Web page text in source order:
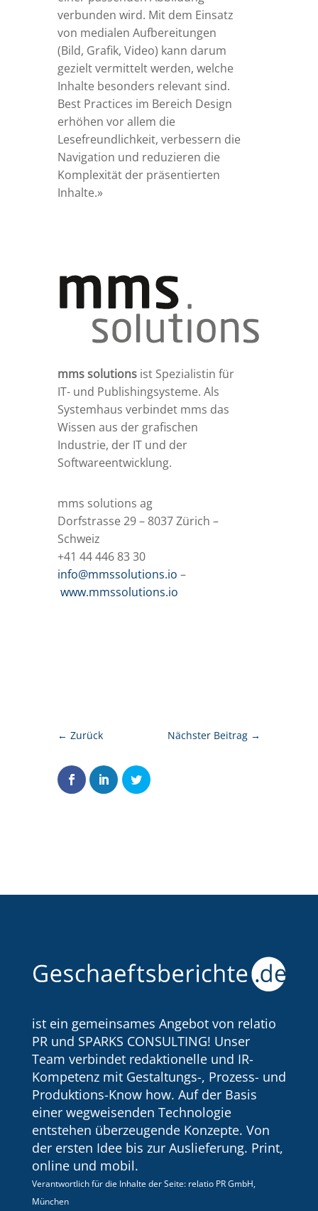
verbunden wird. Mit dem Einsatz
von medialen Aufbereitungen
(Bild, Grafik, Video) kann darum
gezielt vermittelt werden, welche
Inhalte besonders relevant sind.
Best Practices im Bereich Design
erhöhen vor allem die
Lesefreundlichkeit, verbessern die
Navigation und reduzieren die
Komplexität der präsentierten
Inhalte.»
mms solutionsist Spezialistin für
IT- und Publishingsysteme. Als
Systemhaus verbindet mms das
Wissen aus der grafischen
Industrie, der IT und der
Softwareentwicklung.
mms solutions ag
Dorfstrasse 29 – 8037 Zürich –
Schweiz
+41 44 446 83 30
info@mmssolutions.io –
www.mmssolutions.io
← Zurück Nächster Beitrag →
ist ein gemeinsames Angebot von relatio
PR und SPARKS CONSULTING! Unser
Team verbindet redaktionelle und IR-
Kompetenz mit Gestaltungs-, Prozess- und
Produktions-Know how. Auf der Basis
einer wegweisenden Technologie
entstehen überzeugende Konzepte. Von
der ersten Idee bis zur Auslieferung. Print,
online und mobil.
Verantwortlich für die Inhalte der Seite: relatio PR GmbH,
München